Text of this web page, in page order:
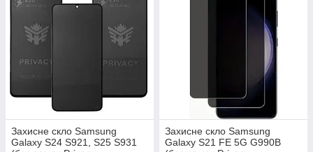
Захисне скло Samsung
Galaxy S24 S921, S25 S931
Захисне скло Samsung
Galaxy S21 FE 5G G990B